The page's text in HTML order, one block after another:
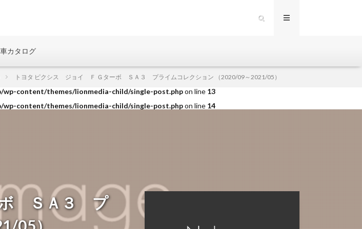
wp-content/themes/lionmedia-child/single-post.php on line 12
wp-content/themes/lionmedia-child/single-post.phpon line 13
wp-content/themes/lionmedia-child/single-post.phpon line 14
カタログ
ボ ＳＡ３ プ
トヨタ ピクシス ジョイ Ｆ Ｇターボ ＳＡ３ プライムコレクション （2020/09～2021/05）